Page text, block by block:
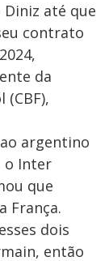
até que
contrato
da
argentino
o Inter
que
França.
dois
então